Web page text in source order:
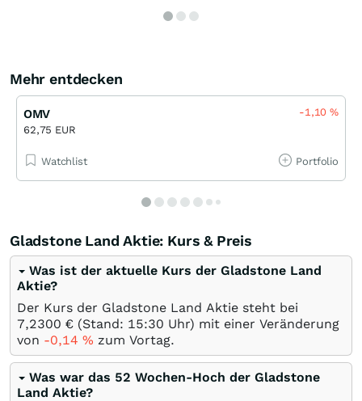
Mehr entdecken
OMV
62,75 EUR
-1,10%
Watchlist Portfolio
Gladstone Land Aktie: Kurs & Preis
Was ist der aktuelle Kurs der Gladstone Land
Aktie?
Der Kurs der Gladstone Land Aktie steht bei
7,2300 € (Stand: 15:30 Uhr) mit einer Veränderung
von -0,14 % zum Vortag.
Was war das 52 Wochen-Hoch der Gladstone
Land Aktie?